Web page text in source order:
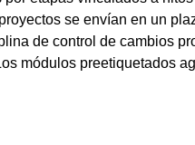
se envían en un
de control de cambios
módulos preetiquetados